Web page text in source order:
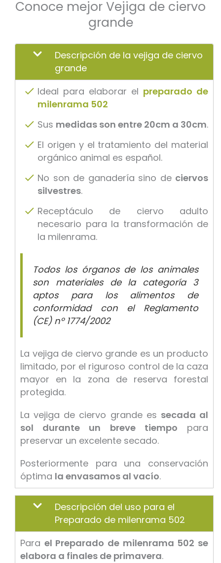
Conoce mejor Vejiga de ciervo
grande
Descripción de la vejiga de ciervo
grande
Ideal para elaborar el preparado de
milenrama 502
Sus medidas son entre 20cm a 30cm.
El origen y el tratamiento del material
orgánico animal es español.
No son de ganadería sino de ciervos
silvestres.
Receptáculo de ciervo adulto
necesario para la transformación de
la milenrama.
Todos los órganos de los animales
son materiales de la categoría 3
aptos para los alimentos de
conformidad con el Reglamento
(CE) nº 1774/2002
La vejiga de ciervo grande es un producto
limitado, por el riguroso control de la caza
mayor en la zona de reserva forestal
protegida.
La vejiga de ciervo grande es secada al
sol durante un breve tiempo para
preservar un excelente secado.
Posteriormente para una conservación
óptima la envasamos al vacío.
Descripción del uso para el
Preparado de milenrama 502
Para el Preparado de milenrama 502 se
elabora a finales de primavera.